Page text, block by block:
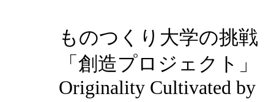
ものつくり大学の挑戦
「創造プロジェクト」
Originality Cultivated by